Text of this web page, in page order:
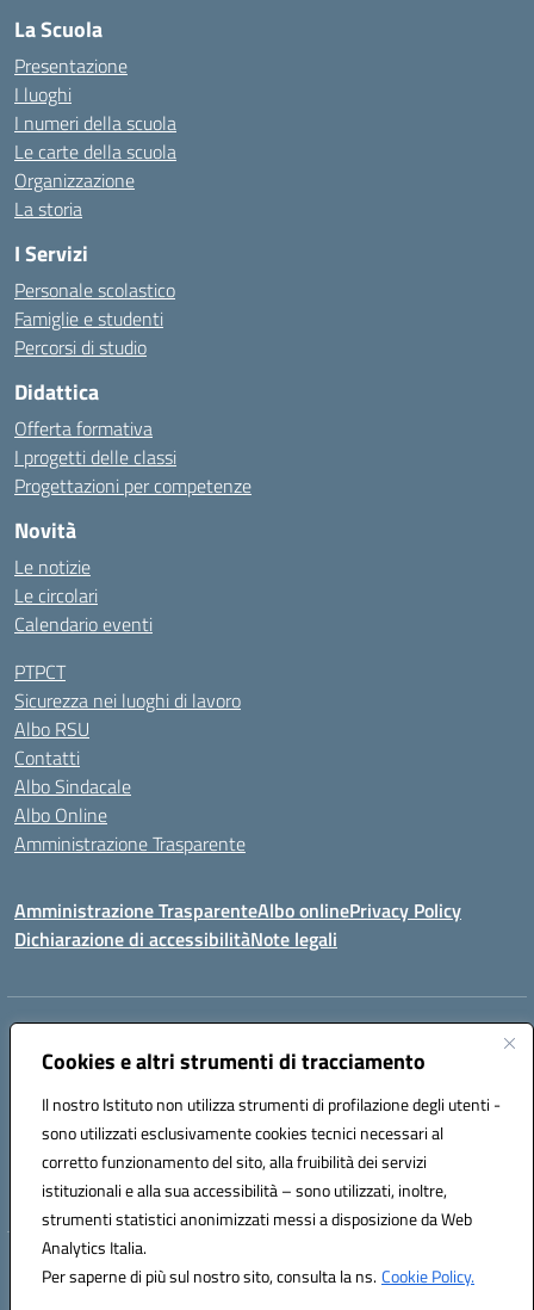
Cookies e altri strumenti di tracciamento
Il nostro Istituto non utilizza strumenti di profilazione degli utenti -
sono utilizzati esclusivamente cookies tecnici necessari al
corretto funzionamento del sito, alla fruibilità dei servizi
istituzionali e alla sua accessibilità – sono utilizzati, inoltre,
strumenti statistici anonimizzati messi a disposizione da Web
Analytics Italia.
Per saperne di più sul nostro sito, consulta la ns.Cookie Policy.
La Scuola
Presentazione
I luoghi
I numeri della scuola
Le carte della scuola
Organizzazione
La storia
I Servizi
Personale scolastico
Famiglie e studenti
Percorsi di studio
Didattica
Offerta formativa
I progetti delle classi
Progettazioni per competenze
Novità
Le notizie
Le circolari
Calendario eventi
PTPCT
Sicurezza nei luoghi di lavoro
Albo RSU
Contatti
Albo Sindacale
Albo Online
Amministrazione Trasparente
Amministrazione TrasparenteAlbo onlinePrivacy Policy
Dichiarazione di accessibilitàNote legali
Centralino:
Posta elettronica certificata (PEC):tpis02200a@pec.istruzione.it
Codice fiscale: 93066580817
Codice meccanografico:TPIS02200A
VIA CESARÒ, 36 - 91016 ERICE - CASA SANTA (TP)
Telefono: 0923569559
Hosting & Powered by 3D Solution S.r.l.
Concept & Design by Designers Italia